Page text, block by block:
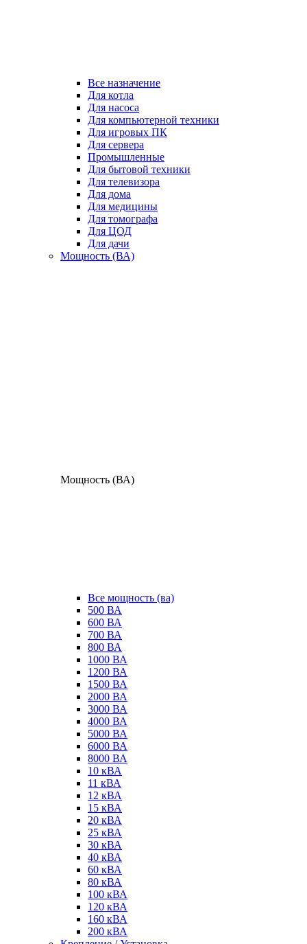
Все назначение
Для котла
Для насоса
Для компьютерной техники
Для игровых ПК
Для сервера
Промышленные
Для бытовой техники
Для телевизора
Для дома
Для медицины
Для томографа
Для ЦОД
Для дачи
Мощность (ВА)
Мощность (ВА)
Все мощность (ва)
500 ВА
600 ВА
700 ВА
800 ВА
1000 ВА
1200 ВА
1500 ВА
2000 ВА
3000 ВА
4000 ВА
5000 ВА
6000 ВА
8000 ВА
10 кВА
11 кВА
12 кВА
15 кВА
20 кВА
25 кВА
30 кВА
40 кВА
60 кВА
80 кВА
100 кВА
120 кВА
160 кВА
200 кВА